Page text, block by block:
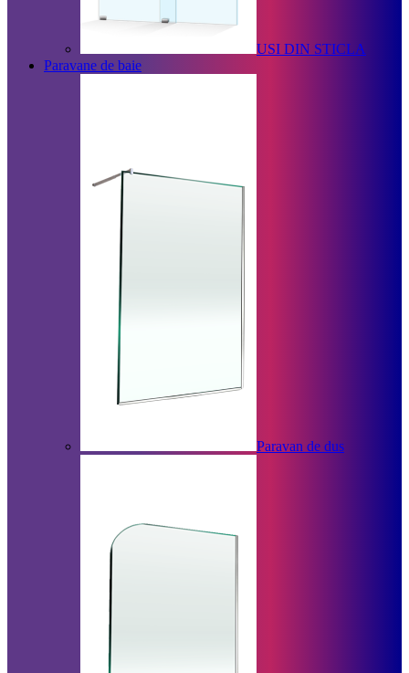
USI DIN STICLA
Paravane de baie
Paravan de dus